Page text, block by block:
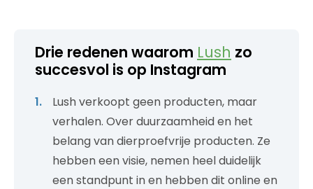
Drie redenen waarom Lush zo
succesvol is op Instagram
Lush verkoopt geen producten, maar
verhalen. Over duurzaamheid en het
belang van dierproefvrije producten. Ze
hebben een visie, nemen heel duidelijk
een standpunt in en hebben dit online en